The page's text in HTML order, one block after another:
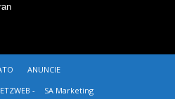
ANUNCIE
-
SA Marketing